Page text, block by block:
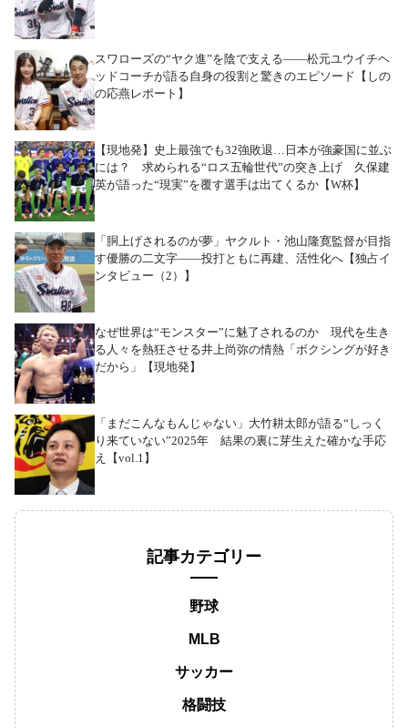
スワローズの“ヤク進”を陰で支える――松元ユウイチヘ
ッドコーチが語る自身の役割と驚きのエピソード【しの
の応燕レポート】
【現地発】史上最強でも32強敗退…日本が強豪国に並ぶ
には？ 求められる“ロス五輪世代”の突き上げ 久保建
英が語った“現実”を覆す選手は出てくるか【W杯】
「胴上げされるのが夢」ヤクルト・池山隆寛監督が目指
す優勝の二文字――投打ともに再建、活性化へ【独占イ
ンタビュー（2）】
なぜ世界は“モンスター”に魅了されるのか 現代を生き
る人々を熱狂させる井上尚弥の情熱「ボクシングが好き
だから」【現地発】
「まだこんなもんじゃない」大竹耕太郎が語る“しっく
り来ていない”2025年 結果の裏に芽生えた確かな手応
え【vol.1】
記事カテゴリー
野球
MLB
サッカー
格闘技